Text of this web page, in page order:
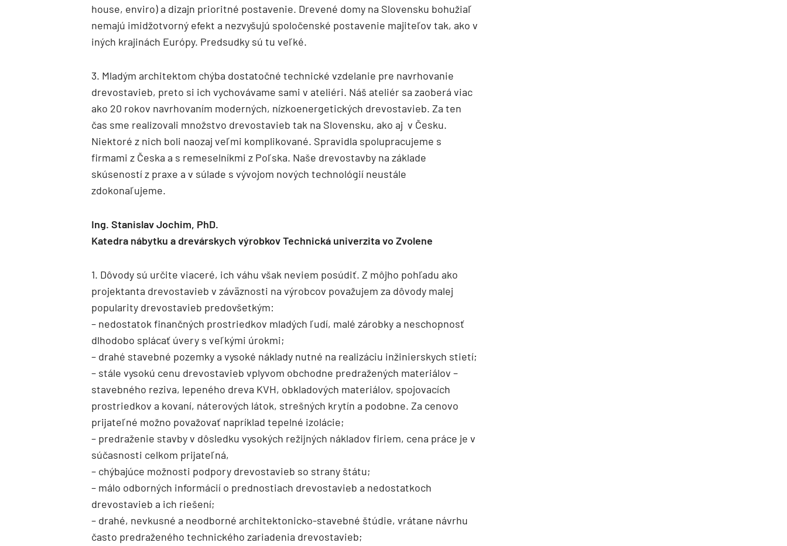
house, enviro) a dizajn prioritné postavenie. Drevené domy na Slovensku bohužiaľ
nemajú imidžotvorný efekt a nezvyšujú spoločenské postavenie majiteľov tak, ako v
iných krajinách Európy. Predsudky sú tu veľké.
3. Mladým architektom chýba dostatočné technické vzdelanie pre navrhovanie
drevostavieb, preto si ich vychovávame sami v ateliéri. Náš ateliér sa zaoberá viac
ako 20 rokov navrhovaním moderných, nízkoenergetických drevostavieb. Za ten
čas sme realizovali množstvo drevostavieb tak na Slovensku, ako aj v Česku.
Niektoré z nich boli naozaj veľmi komplikované. Spravidla spolupracujeme s
firmami z Česka a s remeselníkmi z Poľska. Naše drevostavby na základe
skúseností z praxe a v súlade s vývojom nových technológií neustále
zdokonaľujeme.
Ing. Stanislav Jochim, PhD.
Katedra nábytku a drevárskych výrobkov Technická univerzita vo Zvolene
1. Dôvody sú určite viaceré, ich váhu však neviem posúdiť. Z môjho pohľadu ako
projektanta drevostavieb v záväznosti na výrobcov považujem za dôvody malej
popularity drevostavieb predovšetkým:
– nedostatok finančných prostriedkov mladých ľudí, malé zárobky a neschopnosť
dlhodobo splácať úvery s veľkými úrokmi;
– drahé stavebné pozemky a vysoké náklady nutné na realizáciu inžinierskych stietí;
– stále vysokú cenu drevostavieb vplyvom obchodne predražených materiálov –
stavebného reziva, lepeného dreva KVH, obkladových materiálov, spojovacích
prostriedkov a kovaní, náterových látok, strešných krytín a podobne. Za cenovo
prijateľné možno považovať napríklad tepelné izolácie;
– predraženie stavby v dôsledku vysokých režijných nákladov firiem, cena práce je v
súčasnosti celkom prijateľná,
– chýbajúce možnosti podpory drevostavieb so strany štátu;
– málo odborných informácií o prednostiach drevostavieb a nedostatkoch
drevostavieb a ich riešení;
– drahé, nevkusné a neodborné architektonicko-stavebné štúdie, vrátane návrhu
často predraženého technického zariadenia drevostavieb;